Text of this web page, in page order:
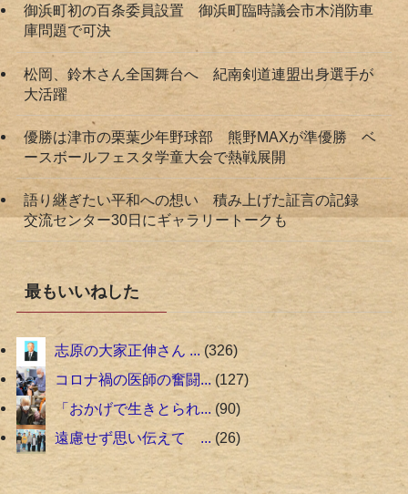
御浜町初の百条委員設置 御浜町臨時議会市木消防車
庫問題で可決
松岡、鈴木さん全国舞台へ 紀南剣道連盟出身選手が
大活躍
優勝は津市の栗葉少年野球部 熊野MAXが準優勝 ベ
ースボールフェスタ学童大会で熱戦展開
語り継ぎたい平和への想い 積み上げた証言の記録
交流センター30日にギャラリートークも
最もいいねした
志原の大家正伸さん ... 326
コロナ禍の医師の奮闘... 127
「おかげで生きとられ... 90
遠慮せず思い伝えて ... 26